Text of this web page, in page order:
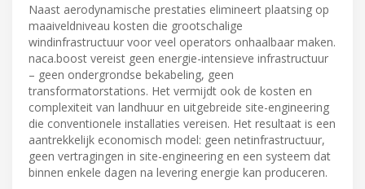
Naast aerodynamische prestaties elimineert plaatsing op
maaiveldniveau kosten die grootschalige
windinfrastructuur voor veel operators onhaalbaar maken.
naca.boost vereist geen energie-intensieve infrastructuur
– geen ondergrondse bekabeling, geen
transformatorstations. Het vermijdt ook de kosten en
complexiteit van landhuur en uitgebreide site-engineering
die conventionele installaties vereisen. Het resultaat is een
aantrekkelijk economisch model: geen netinfrastructuur,
geen vertragingen in site-engineering en een systeem dat
binnen enkele dagen na levering energie kan produceren.